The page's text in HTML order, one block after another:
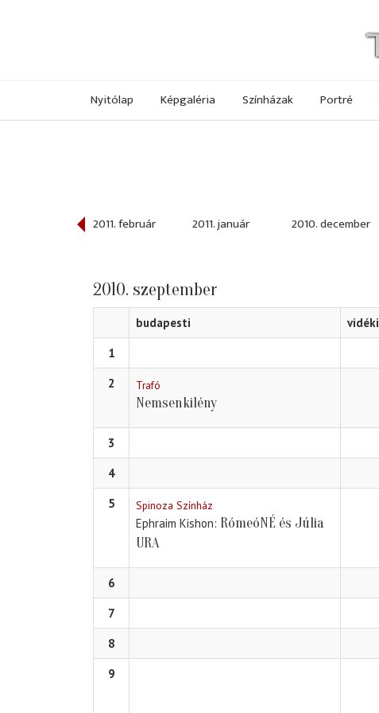
Nyitólap Képgaléria Színházak Portré
2011. február 2011. január 2010. december
2010. szeptember
budapesti vidéki
1
2
Trafó
Nemsenkilény
3
4
5
Spinoza Színház
Ephraim Kishon RómeóNÉ és Júlia
URA
6
7
8
9